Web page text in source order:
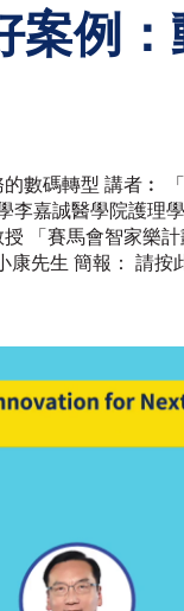
案例
數碼轉型 講者︰
嘉誠醫學院護理
「賽馬會智家樂
先生 簡報： 請按